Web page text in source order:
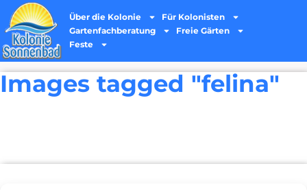
Über die Kolonie
Für Kolonisten
Gartenfachberatung
Freie Gärten
Feste
Images tagged "felina"